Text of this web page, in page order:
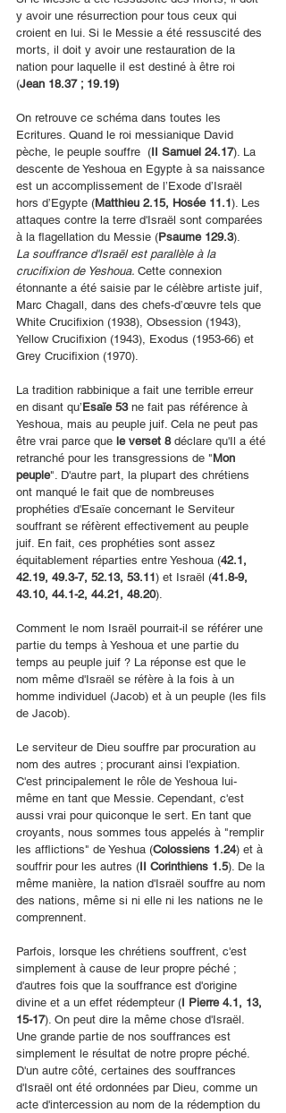
y avoir une résurrection pour tous ceux qui
croient en lui. Si le Messie a été ressuscité des
morts, il doit y avoir une restauration de la
nation pour laquelle il est destiné à être roi
(Jean 18.37 ; 19.19)
On retrouve ce schéma dans toutes les
Ecritures. Quand le roi messianique David
pèche, le peuple souffre  (II Samuel 24.17). La
descente de Yeshoua en Egypte à sa naissance
est un accomplissement de l’Exode d’Israël
hors d’Egypte (Matthieu 2.15, Hosée 11.1). Les
attaques contre la terre d'Israël sont comparées
à la flagellation du Messie (Psaume 129.3).
La souffrance d'Israël est parallèle à la
crucifixion de Yeshoua. Cette connexion
étonnante a été saisie par le célèbre artiste juif,
Marc Chagall, dans des chefs-d’œuvre tels que
White Crucifixion (1938), Obsession (1943),
Yellow Crucifixion (1943), Exodus (1953-66) et
Grey Crucifixion (1970).
La tradition rabbinique a fait une terrible erreur
en disant qu’Esaïe 53 ne fait pas référence à
Yeshoua, mais au peuple juif. Cela ne peut pas
être vrai parce que le verset 8 déclare qu'Il a été
retranché pour les transgressions de "Mon
peuple". D'autre part, la plupart des chrétiens
ont manqué le fait que de nombreuses
prophéties d'Esaïe concernant le Serviteur
souffrant se réfèrent effectivement au peuple
juif. En fait, ces prophéties sont assez
équitablement réparties entre Yeshoua (42.1,
42.19, 49.3-7, 52.13, 53.11) et Israël (41.8-9,
43.10, 44.1-2, 44.21, 48.20).
Comment le nom Israël pourrait-il se référer une
partie du temps à Yeshoua et une partie du
temps au peuple juif ? La réponse est que le
nom même d'Israël se réfère à la fois à un
homme individuel (Jacob) et à un peuple (les fils
de Jacob).
Le serviteur de Dieu souffre par procuration au
nom des autres ; procurant ainsi l'expiation.
C'est principalement le rôle de Yeshoua lui-
même en tant que Messie. Cependant, c'est
aussi vrai pour quiconque le sert. En tant que
croyants, nous sommes tous appelés à "remplir
les afflictions" de Yeshua (Colossiens 1.24) et à
souffrir pour les autres (II Corinthiens 1.5). De la
même manière, la nation d'Israël souffre au nom
des nations, même si ni elle ni les nations ne le
comprennent.
Parfois, lorsque les chrétiens souffrent, c'est
simplement à cause de leur propre péché ;
d'autres fois que la souffrance est d'origine
divine et a un effet rédempteur (I Pierre 4.1, 13,
15-17). On peut dire la même chose d'Israël.
Une grande partie de nos souffrances est
simplement le résultat de notre propre péché.
D'un autre côté, certaines des souffrances
d'Israël ont été ordonnées par Dieu, comme un
acte d'intercession au nom de la rédemption du